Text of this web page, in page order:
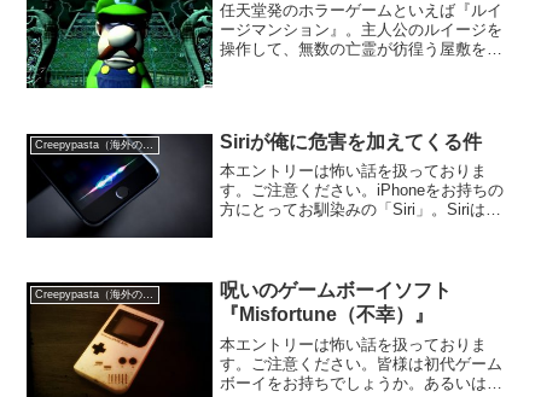
任天堂発のホラーゲームといえば『ルイ
ージマンション』。主人公のルイージを
操作して、無数の亡霊が彷徨う屋敷を冒
が苦手な方でも楽しめるゲ...
Creepypasta（海外の都市伝説） Siriが俺に危害を加えてくる件
本エントリーは怖い話を扱っておりま
す。ご注意ください。iPhoneをお持ちの
方にとってお馴染みの「Siri」。Siriは起
Siriが...
Creepypasta（海外の都市伝説）
呪いのゲームボーイソフト
『Misfortune（不幸）』
本エントリーは怖い話を扱っておりま
す。ご注意ください。皆様は初代ゲーム
ボーイをお持ちでしょうか。あるいはお